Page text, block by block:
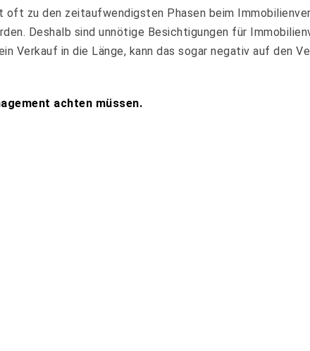
zu den zeitaufwendigsten Phasen beim
Deshalb sind unnötige Besichtigungen für
Verkauf in die Länge, kann das sogar negativ auf den
achten müssen.